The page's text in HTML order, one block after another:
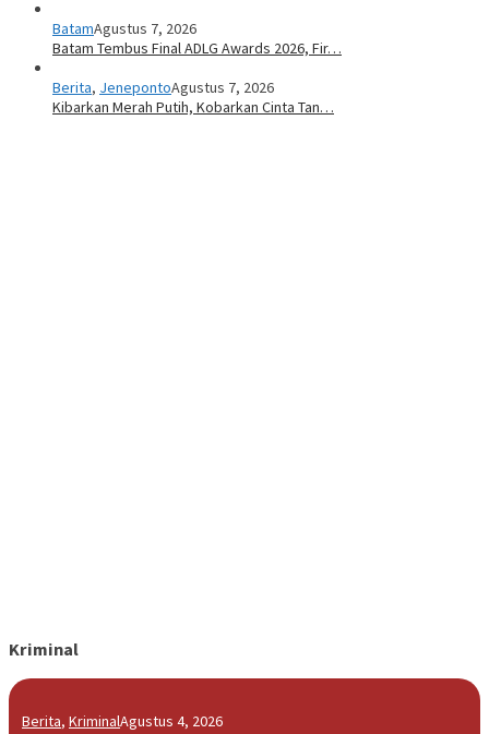
BatamAgustus 7, 2026
Batam Tembus Final ADLG Awards 2026, Fir…
Berita, JenepontoAgustus 7, 2026
Kibarkan Merah Putih, Kobarkan Cinta Tan…
Kriminal
Berita, KriminalAgustus 4, 2026